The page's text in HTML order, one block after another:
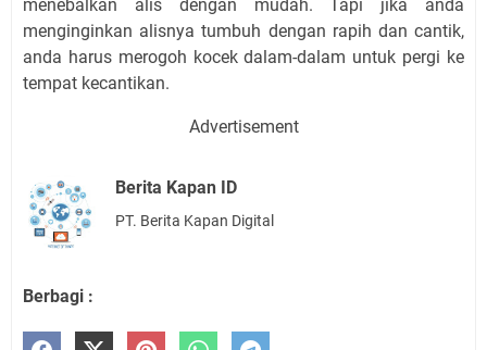
menebalkan alis dengan mudah. Tapi jika anda
menginginkan alisnya tumbuh dengan rapih dan cantik,
anda harus merogoh kocek dalam-dalam untuk pergi ke
tempat kecantikan.
Advertisement
Berita Kapan ID
PT. Berita Kapan Digital
Berbagi :